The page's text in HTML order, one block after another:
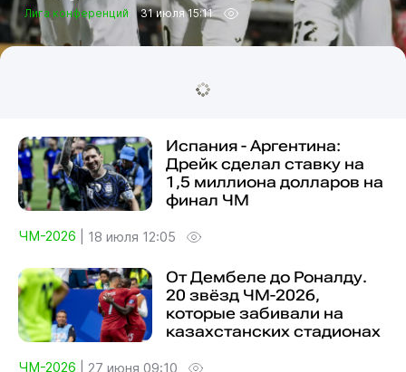
Лига конференций 31 июля 15:11
Испания - Аргентина:
Дрейк сделал ставку на
1,5 миллиона долларов на
финал ЧМ
ЧМ-2026 18 июля 12:05
От Дембеле до Роналду.
20 звёзд ЧМ-2026,
которые забивали на
казахстанских стадионах
ЧМ-2026